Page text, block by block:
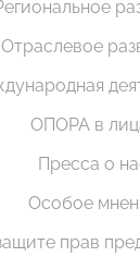
Отраслевое
ОПОРА в
Пресса о
Особое
прав